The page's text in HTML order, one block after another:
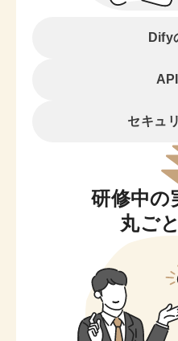
Dify
セキュ
研修中の
丸ご